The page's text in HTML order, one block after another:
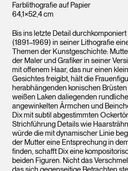
Farblithografie auf Papier
64,1×52,4 cm
Bis ins letzte Detail
(1891–1969) in seiner Lithografie
Themen der Kunstgeschichte:
der Maler und Grafiker in seiner
mit offenem Haar, das nur einen
Gesichtes freigibt, hält die
herabhängenden konischen
weißen Laken daliegenden
angewinkelten Ärmchen und
Dix mit subtil abgestimmten
Strichführung Details wie
würde die mit dynamischer Linie
der Mutter eine Entsprechung in
finden, schafft Dix eine
beiden Figuren. Nicht das